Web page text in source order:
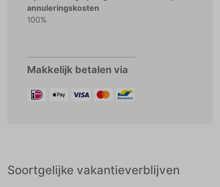
annuleringskosten
100%
Makkelijk betalen via
Soortgelijke vakantieverblijven